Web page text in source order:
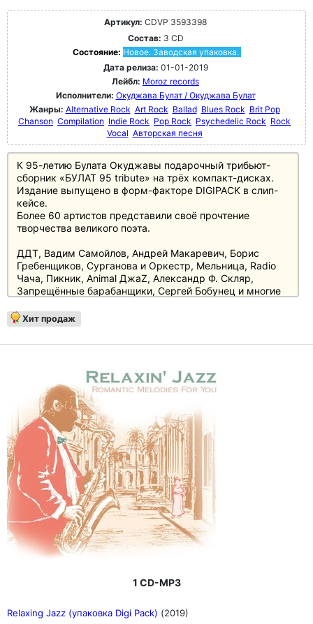
Артикул: CDVP 3593398
Состав: 3 CD
Состояние: Новое. Заводская упаковка.
Дата релиза: 01-01-2019
Лейбл: Moroz records
Исполнители: Окуджава Булат / Окуджава Булат
Жанры: Alternative Rock Art Rock Ballad Blues Rock Brit Pop
Chanson Compilation Indie Rock Pop Rock Psychedelic Rock Rock
Vocal Авторская песня
К 95-летию Булата Окуджавы подарочный трибьют-
сборник «БУЛАТ 95 tribute» на трёх компакт-дисках.
Издание выпущено в форм-факторе DIGIPACK в слип-
кейсе.
Более 60 артистов представили своё прочтение
творчества великого поэта.
ДДТ, Вадим Самойлов, Андрей Макаревич, Борис
Гребенщиков, Сурганова и Оркестр, Мельница, Radio
Чача, Пикник, Animal ДжаZ, Александр Ф. Скляр,
Запрещённые барабанщики, Сергей Бобунец и многие
Хит продаж
1 CD-MP3
Relaxing Jazz (упаковка Digi Pack) (2019)